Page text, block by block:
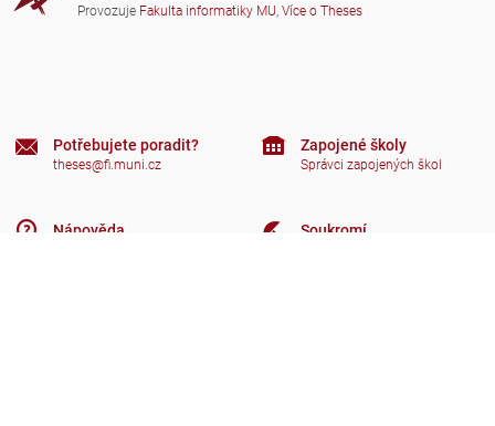
Provozuje Fakulta informatiky MU, Více o Theses
Potřebujete poradit?
theses@fi.muni.cz
Nápověda
Zapojené školy
Správci zapojených škol
Soukromí